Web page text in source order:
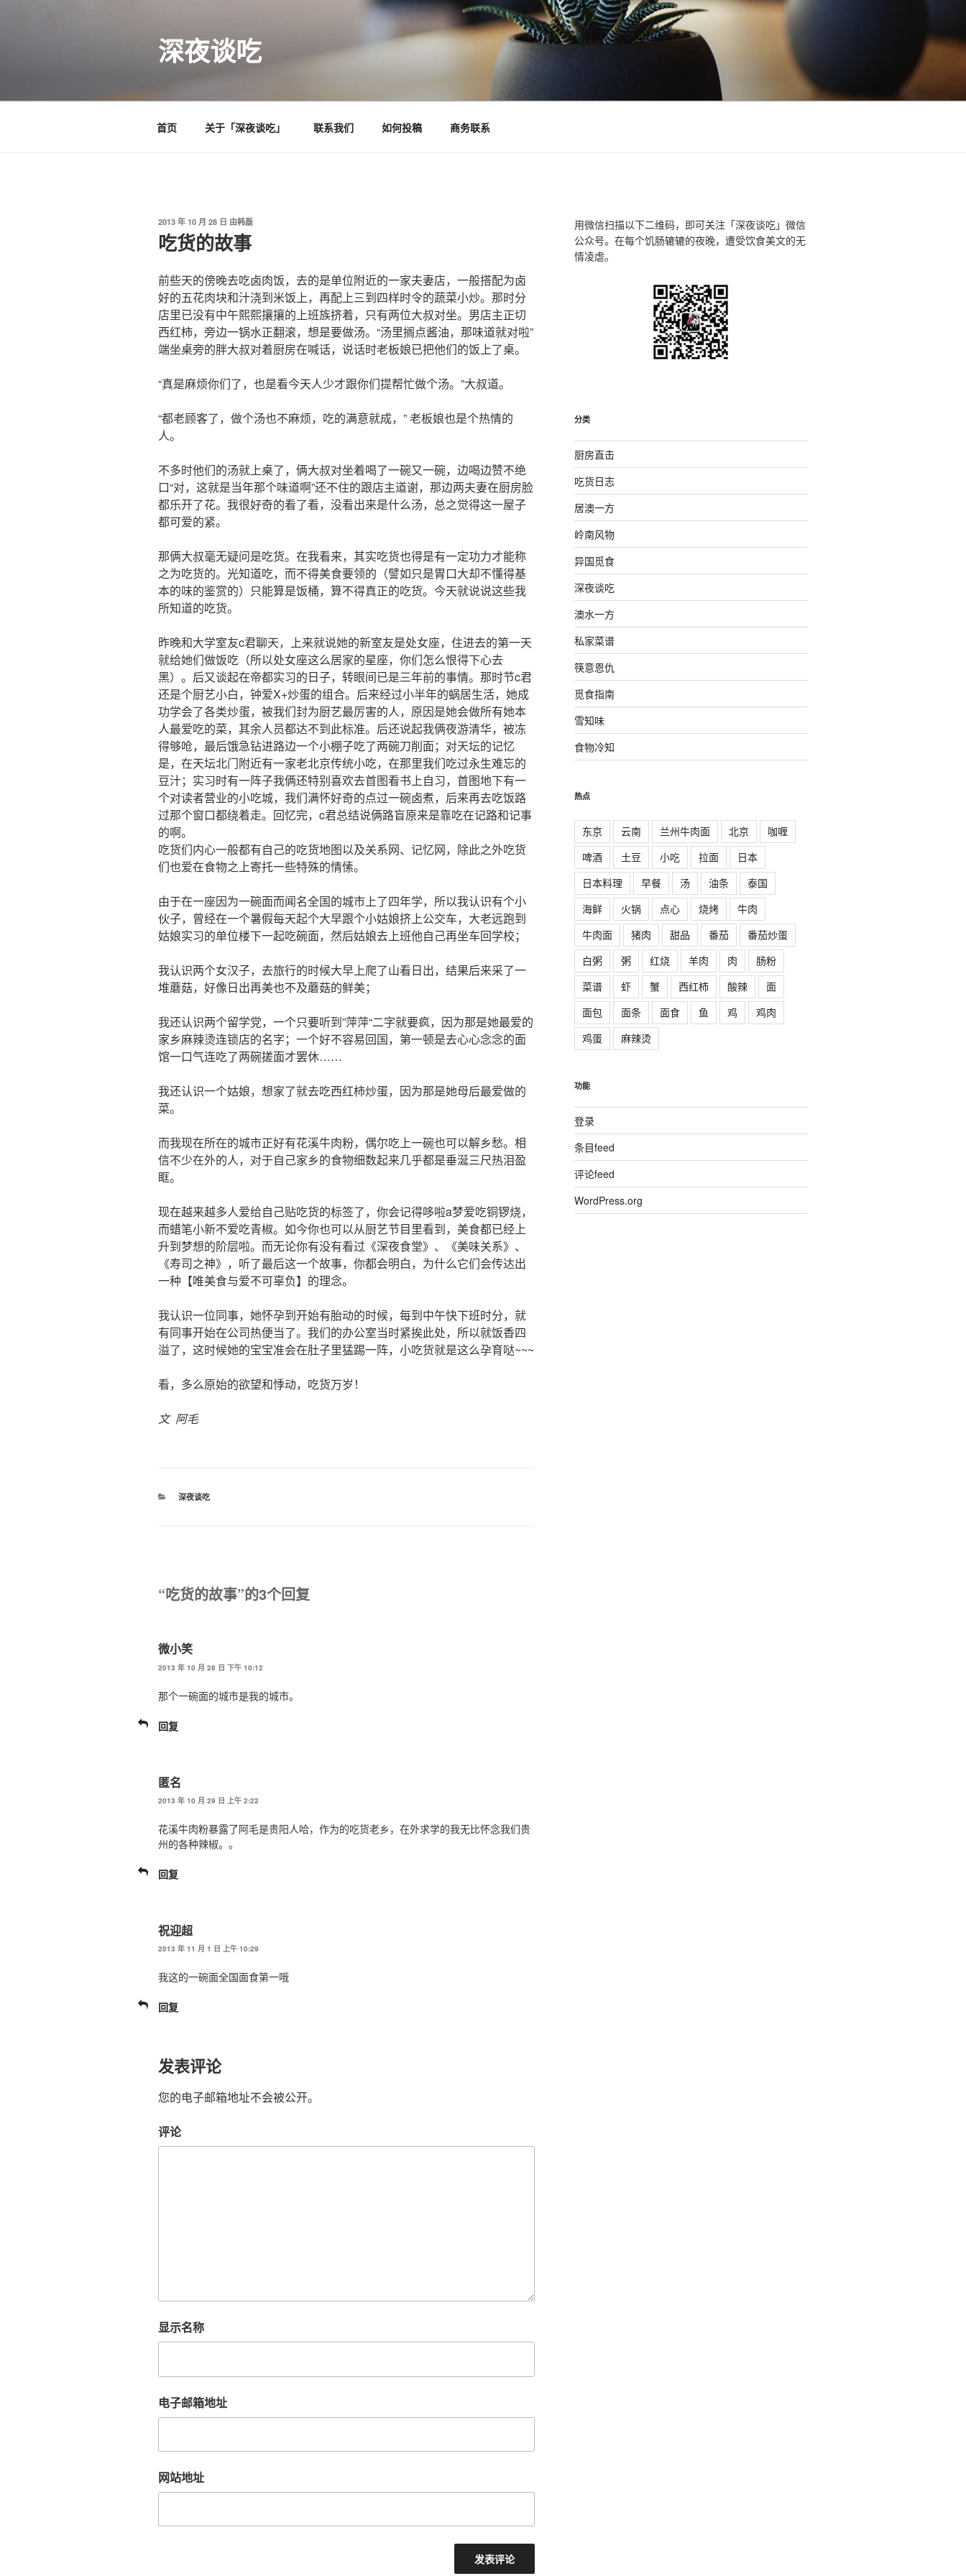
深夜谈吃
首页 关于「深夜谈吃」 联系我们 如何投稿 商务联系
发
布
于
2013 年 10 月 28 日 由韩磊
吃货的故事
前些天的傍晚去吃卤肉饭，去的是单位附近的一家夫妻店，一般搭配为卤
好的五花肉块和汁浇到米饭上，再配上三到四样时令的蔬菜小炒。那时分
店里已没有中午熙熙攘攘的上班族挤着，只有两位大叔对坐。男店主正切
西红柿，旁边一锅水正翻滚，想是要做汤。“汤里搁点酱油，那味道就对啦”
端坐桌旁的胖大叔对着厨房在喊话，说话时老板娘已把他们的饭上了桌。
“真是麻烦你们了，也是看今天人少才跟你们提帮忙做个汤。”大叔道。
“都老顾客了，做个汤也不麻烦，吃的满意就成，” 老板娘也是个热情的
人。
不多时他们的汤就上桌了，俩大叔对坐着喝了一碗又一碗，边喝边赞不绝
口“对，这就是当年那个味道啊”还不住的跟店主道谢，那边两夫妻在厨房脸
都乐开了花。我很好奇的看了看，没看出来是什么汤，总之觉得这一屋子
都可爱的紧。
那俩大叔毫无疑问是吃货。在我看来，其实吃货也得是有一定功力才能称
之为吃货的。光知道吃，而不得美食要领的（譬如只是胃口大却不懂得基
本的味的鉴赏的）只能算是饭桶，算不得真正的吃货。今天就说说这些我
所知道的吃货。
昨晚和大学室友c君聊天，上来就说她的新室友是处女座，住进去的第一天
就给她们做饭吃（所以处女座这么居家的星座，你们怎么恨得下心去
黑）。后又谈起在帝都实习的日子，转眼间已是三年前的事情。那时节c君
还是个厨艺小白，钟爱X+炒蛋的组合。后来经过小半年的蜗居生活，她成
功学会了各类炒蛋，被我们封为厨艺最厉害的人，原因是她会做所有她本
人最爱吃的菜，其余人员都达不到此标准。后还说起我俩夜游清华，被冻
得够呛，最后饿急钻进路边一个小棚子吃了两碗刀削面；对天坛的记忆
是，在天坛北门附近有一家老北京传统小吃，在那里我们吃过永生难忘的
豆汁；实习时有一阵子我俩还特别喜欢去首图看书上自习，首图地下有一
个对读者营业的小吃城，我们满怀好奇的点过一碗卤煮，后来再去吃饭路
过那个窗口都绕着走。回忆完，c君总结说俩路盲原来是靠吃在记路和记事
的啊。
吃货们内心一般都有自己的吃货地图以及关系网、记忆网，除此之外吃货
们也爱在食物之上寄托一些特殊的情愫。
由于在一座因为一碗面而闻名全国的城市上了四年学，所以我认识有个小
伙子，曾经在一个暑假每天起个大早跟个小姑娘挤上公交车，大老远跑到
姑娘实习的单位楼下一起吃碗面，然后姑娘去上班他自己再坐车回学校；
我认识两个女汉子，去旅行的时候大早上爬了山看日出，结果后来采了一
堆蘑菇，好像日出再美也不及蘑菇的鲜美；
我还认识两个留学党，一个只要听到”萍萍“二字就要疯，因为那是她最爱的
家乡麻辣烫连锁店的名字；一个好不容易回国，第一顿是去心心念念的面
馆一口气连吃了两碗搓面才罢休……
我还认识一个姑娘，想家了就去吃西红柿炒蛋，因为那是她母后最爱做的
菜。
而我现在所在的城市正好有花溪牛肉粉，偶尔吃上一碗也可以解乡愁。相
信不少在外的人，对于自己家乡的食物细数起来几乎都是垂涎三尺热泪盈
眶。
现在越来越多人爱给自己贴吃货的标签了，你会记得哆啦a梦爱吃铜锣烧，
而蜡笔小新不爱吃青椒。如今你也可以从厨艺节目里看到，美食都已经上
升到梦想的阶层啦。而无论你有没有看过《深夜食堂》、《美味关系》、
《寿司之神》，听了最后这一个故事，你都会明白，为什么它们会传达出
一种【唯美食与爱不可辜负】的理念。
我认识一位同事，她怀孕到开始有胎动的时候，每到中午快下班时分，就
有同事开始在公司热便当了。我们的办公室当时紧挨此处，所以就饭香四
溢了，这时候她的宝宝准会在肚子里猛踢一阵，小吃货就是这么孕育哒~~~
看，多么原始的欲望和悸动，吃货万岁！
文 阿毛
分
深夜谈吃
“吃货的故事”的3个回复
微小笑
2013 年 10 月 28 日 下午 10:12
那个一碗面的城市是我的城市。
回复
匿名
2013 年 10 月 29 日 上午 2:22
花溪牛肉粉暴露了阿毛是贵阳人哈，作为的吃货老乡，在外求学的我无比怀念我们贵
州的各种辣椒。。
回复
祝迎超
2013 年 11 月 1 日 上午 10:29
我这的一碗面全国面食第一哦
回复
发表评论
您的电子邮箱地址不会被公开。
评论
显示名称
电子邮箱地址
网站地址
用微信扫描以下二维码，即可关注「深夜谈吃」微信
公众号。在每个饥肠辘辘的夜晚，遭受饮食美文的无
情凌虐。
分类
厨房直击
吃货日志
居澳一方
岭南风物
异国觅食
深夜谈吃
澳水一方
私家菜谱
筷意恩仇
觅食指南
雪知味
食物冷知
热点
东京 云南 兰州牛肉面 北京
咖喱
啤酒
土豆 小吃 拉面
日本
日本料理
早餐 汤 油条
泰国
海鲜
火锅 点心 烧烤
牛肉
牛肉面
猪肉 甜品 番茄
番茄炒蛋
白粥
粥 红烧 羊肉 肉
肠粉
菜谱
虾 蟹 西红柿 酸辣
面
面包
面条 面食 鱼 鸡
鸡肉
鸡蛋
麻辣烫
功能
登录
条目feed
评论feed
WordPress.org